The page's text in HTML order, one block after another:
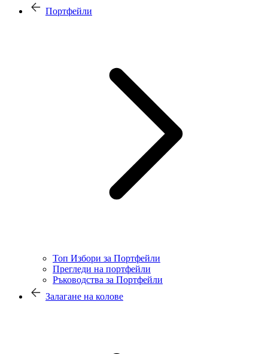
Портфейли
Топ Избори за Портфейли
Прегледи на портфейли
Ръководства за Портфейли
Залагане на колове